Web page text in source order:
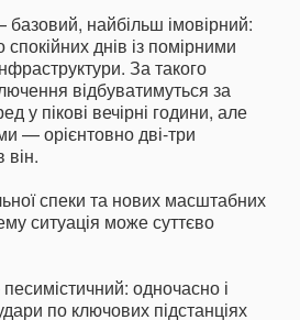
найбільш імовірний:
днів із помірними
За такого
відбуватимуться за
у пікові вечірні години, але
— орієнтовно дві-три
спеки та нових масштабних
ситуація може суттєво
одночасно і
по ключових підстанціях